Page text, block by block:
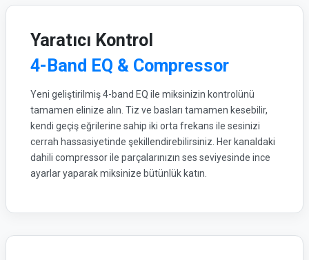
Yaratıcı Kontrol
4-Band EQ & Compressor
Yeni geliştirilmiş 4-band EQ ile miksinizin kontrolünü
tamamen elinize alın. Tiz ve basları tamamen kesebilir,
kendi geçiş eğrilerine sahip iki orta frekans ile sesinizi
cerrah hassasiyetinde şekillendirebilirsiniz. Her kanaldaki
dahili compressor ile parçalarınızın ses seviyesinde ince
ayarlar yaparak miksinize bütünlük katın.